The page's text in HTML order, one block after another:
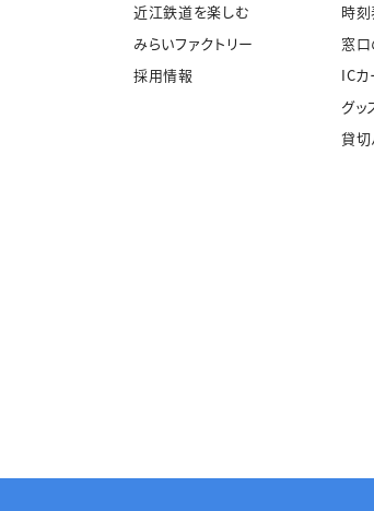
近江鉄道を楽しむ
みらいファクトリー
採用情報
時刻
窓
ICカ
グッ
貸切